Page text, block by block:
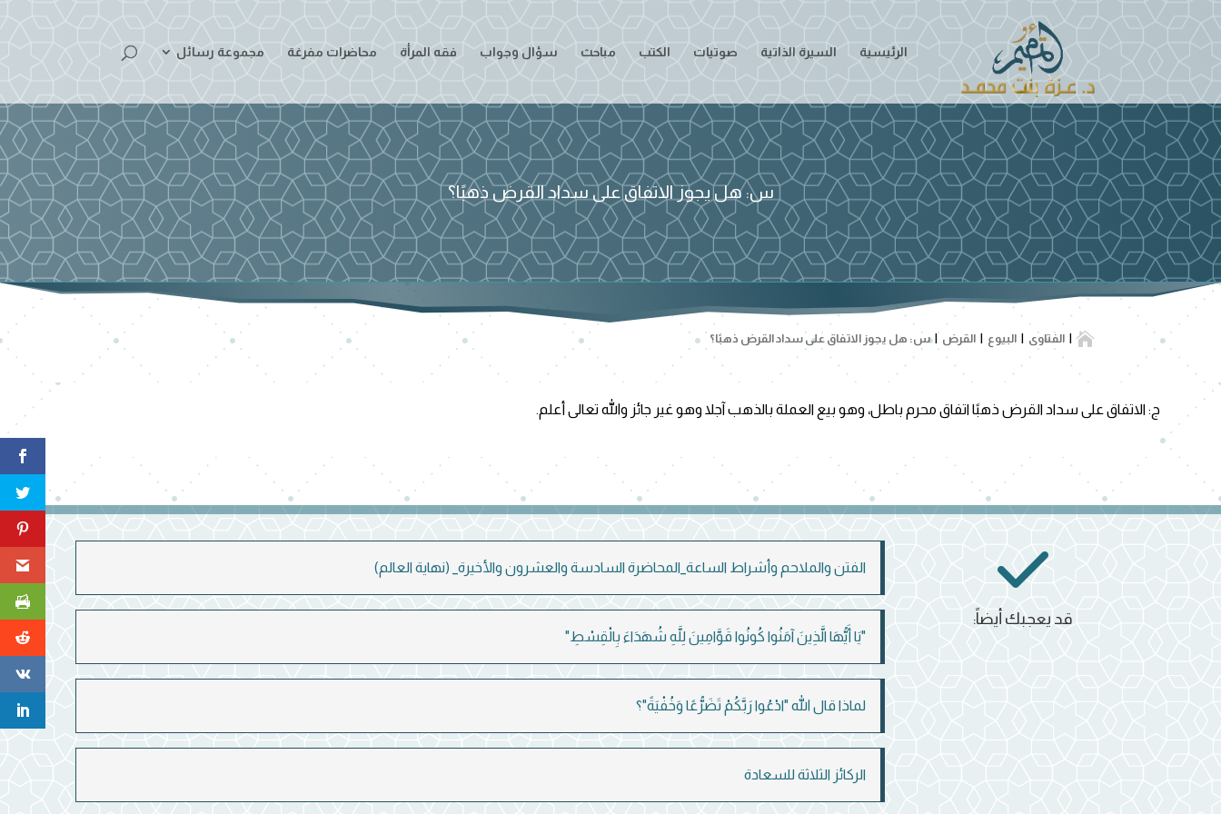
الرئيسية السيرة الذاتية صوتيات الكتب مباحث سؤال وجواب فقه المرأة محاضرات مفرغة مجموعة رسائل
س: هل يجوز الاتفاق على سداد القرض ذهبًا؟
 الفتاوى البيوع القرض س: هل يجوز الاتفاق على سداد القرض ذهبًا؟
ج: الاتفاق على سداد القرض ذهبًا اتفاق محرم باطل، وهو بيع العملة بالذهب آجلا وهو غير جائز والله تعالى أعلم.
الفتن والملاحم وأشراط الساعة_المحاضرة السادسة والعشرون والأخيرة_ (نهاية العالم)
"يَا أَيُّهَا الَّذِينَ آمَنُوا كُونُوا قَوَّامِينَ لِلَّهِ شُهَدَاءَ بِالْقِسْطِ"
لماذا قال الله "ادْعُوا رَبَّكُمْ تَضَرُّعًا وَخُفْيَةً"؟
الركائز الثلاثة للسعادة
قد يعجبك أيضاً: